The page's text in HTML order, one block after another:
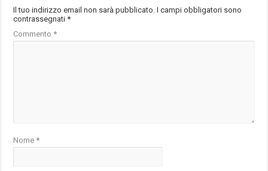
Il tuo indirizzo email non sarà pubblicato. I campi obbligatori sono
contrassegnati*
Commento*
Nome*